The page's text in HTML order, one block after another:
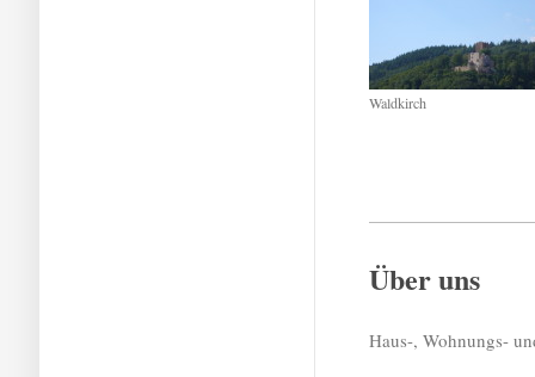
Waldkirch
Über uns
Haus-, Wohnungs-